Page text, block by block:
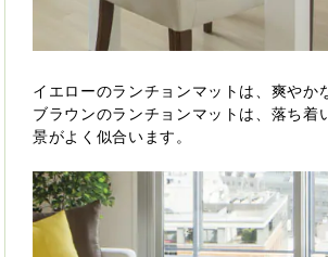
イエローのランチョンマットは、爽やか
ブラウンのランチョンマットは、落ち着
景がよく似合います。